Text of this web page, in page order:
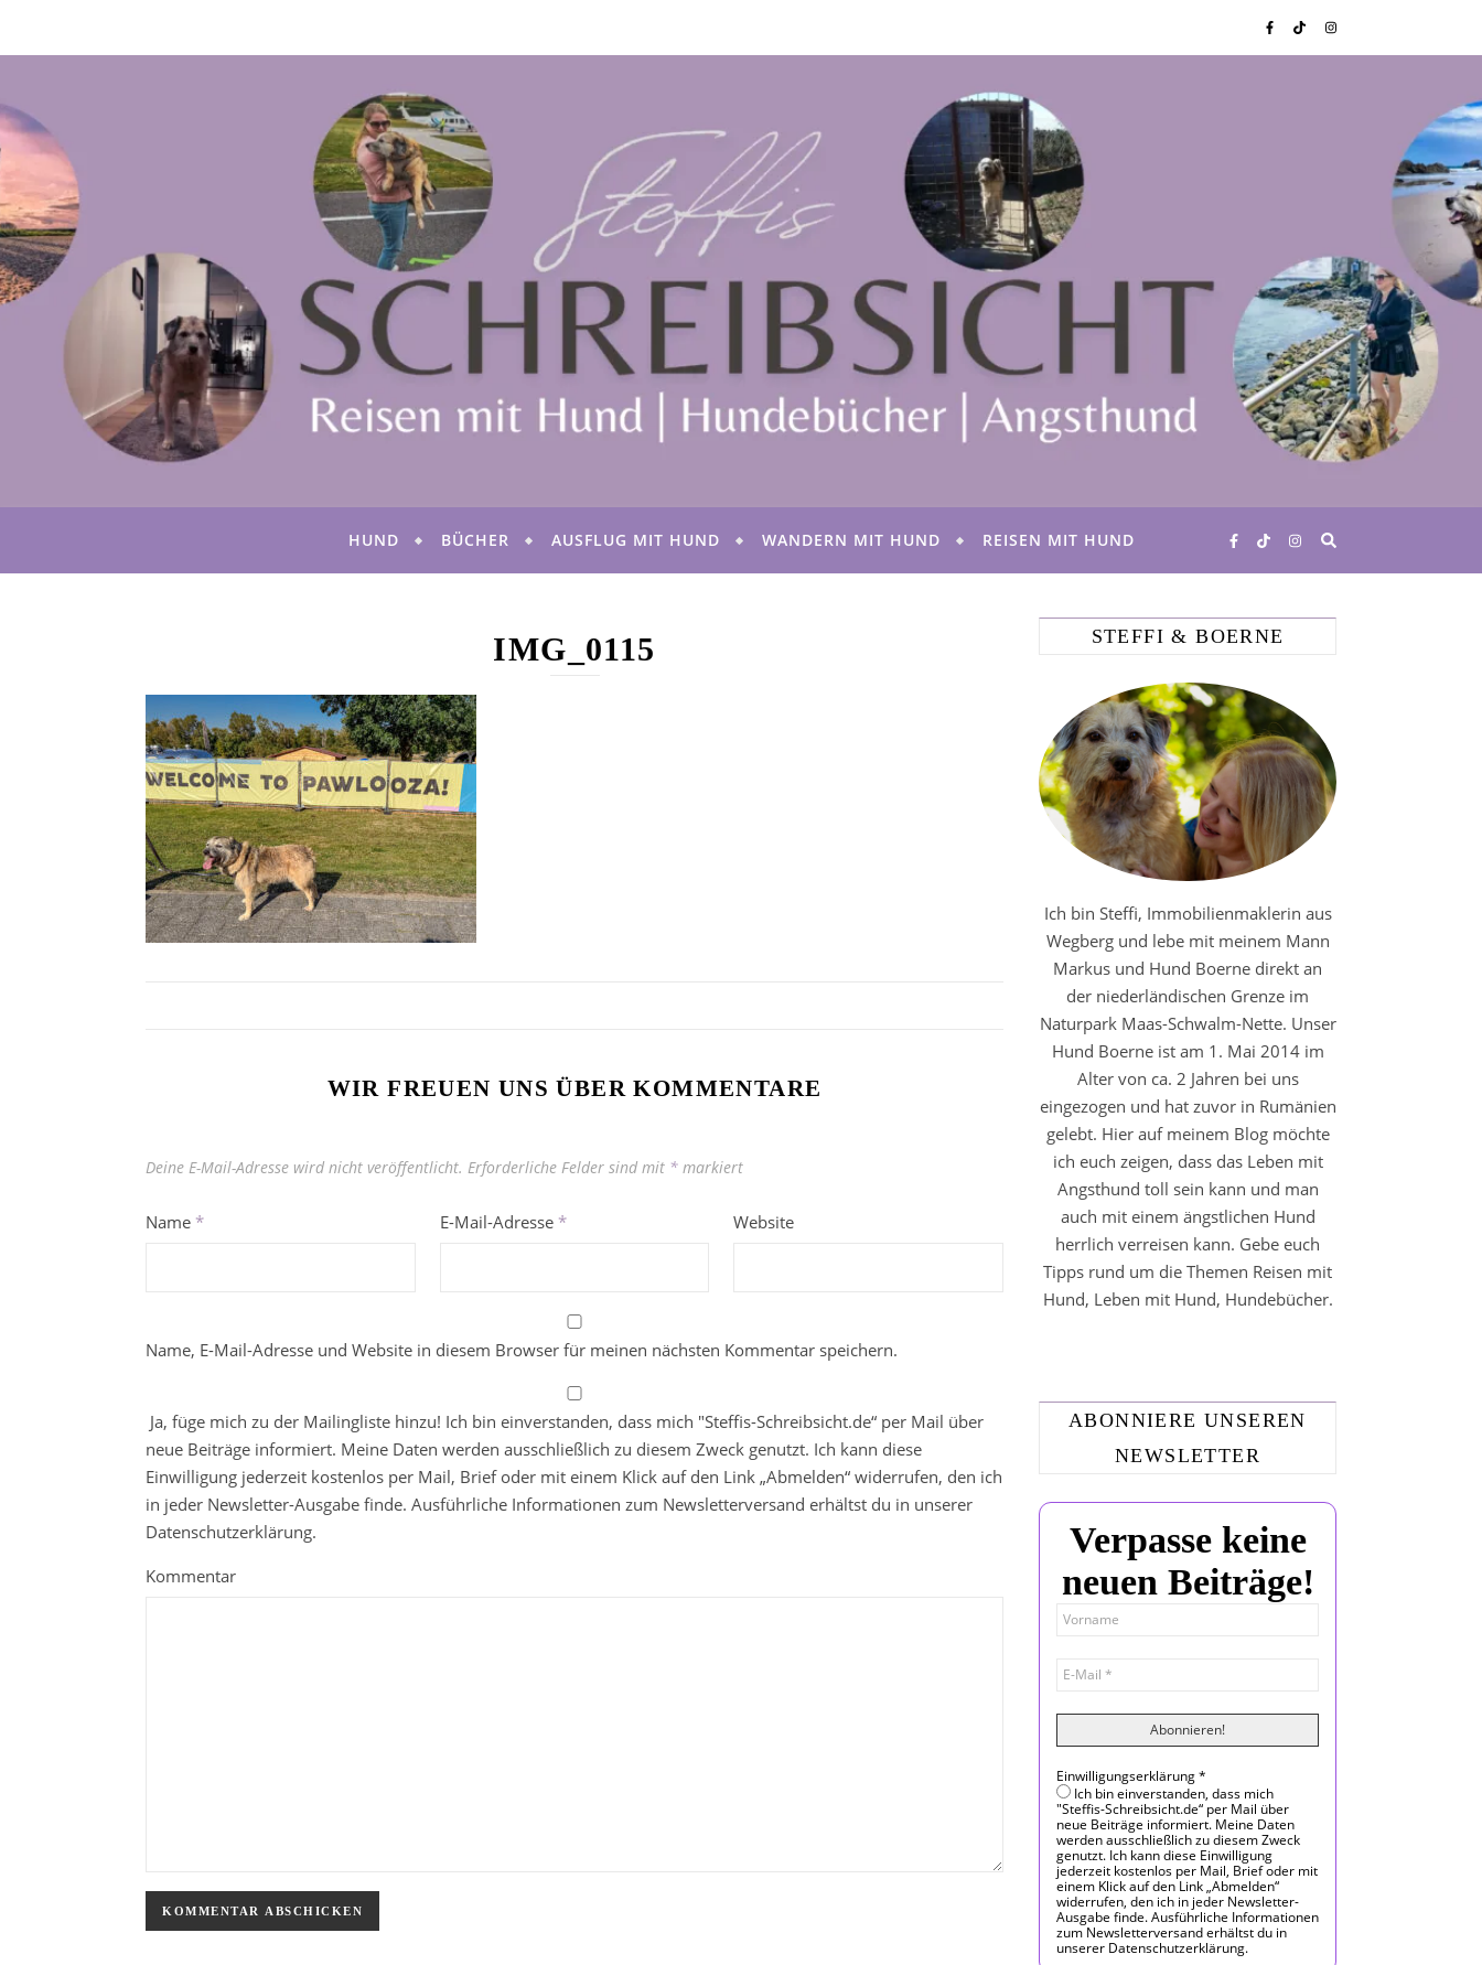
HUND BÜCHER AUSFLUG MIT HUND WANDERN MIT HUND REISEN MIT HUND
IMG_0115
WIR FREUEN UNS ÜBER KOMMENTARE
Deine E-Mail-Adresse wird nicht veröffentlicht. Erforderliche Felder sind mit * markiert
Name * E-Mail-Adresse * Website
Name, E-Mail-Adresse und Website in diesem Browser für meinen nächsten Kommentar speichern.
Ja, füge mich zu der Mailingliste hinzu! Ich bin einverstanden, dass mich "Steffis-Schreibsicht.de“ per Mail über
neue Beiträge informiert. Meine Daten werden ausschließlich zu diesem Zweck genutzt. Ich kann diese
Einwilligung jederzeit kostenlos per Mail, Brief oder mit einem Klick auf den Link „Abmelden“ widerrufen, den ich
in jeder Newsletter-Ausgabe finde. Ausführliche Informationen zum Newsletterversand erhältst du in unserer
Datenschutzerklärung.
Kommentar
STEFFI & BOERNE
Ich bin Steffi, Immobilienmaklerin aus
Wegberg und lebe mit meinem Mann
Markus und Hund Boerne direkt an
der niederländischen Grenze im
Naturpark Maas-Schwalm-Nette. Unser
Hund Boerne ist am 1. Mai 2014 im
Alter von ca. 2 Jahren bei uns
eingezogen und hat zuvor in Rumänien
gelebt. Hier auf meinem Blog möchte
ich euch zeigen, dass das Leben mit
Angsthund toll sein kann und man
auch mit einem ängstlichen Hund
herrlich verreisen kann. Gebe euch
Tipps rund um die Themen Reisen mit
Hund, Leben mit Hund, Hundebücher.
ABONNIERE UNSEREN
NEWSLETTER
Verpasse keine
neuen Beiträge!
Einwilligungserklärung*
Ich bin einverstanden, dass mich
"Steffis-Schreibsicht.de“ per Mail über
neue Beiträge informiert. Meine Daten
werden ausschließlich zu diesem Zweck
genutzt. Ich kann diese Einwilligung
jederzeit kostenlos per Mail, Brief oder mit
einem Klick auf den Link „Abmelden“
widerrufen, den ich in jeder Newsletter-
Ausgabe finde. Ausführliche Informationen
zum Newsletterversand erhältst du in
unserer Datenschutzerklärung.